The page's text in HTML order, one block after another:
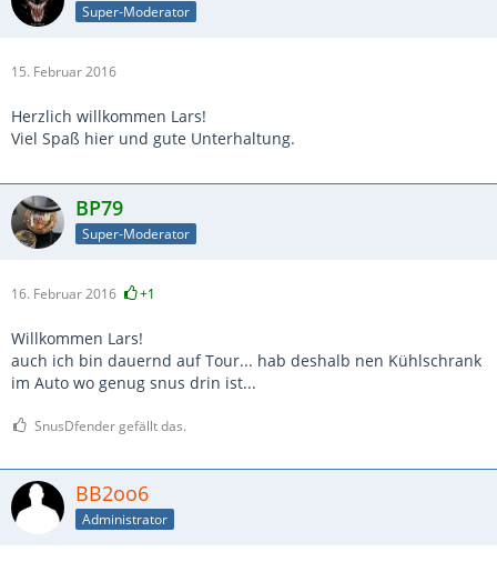
Super-Moderator
15. Februar 2016
Herzlich willkommen Lars!
Viel Spaß hier und gute Unterhaltung.
BP79
Super-Moderator
16. Februar 2016 +1
Willkommen Lars!
auch ich bin dauernd auf Tour... hab deshalb nen Kühlschrank
im Auto wo genug snus drin ist...
SnusDfender gefällt das.
BB2oo6
Administrator